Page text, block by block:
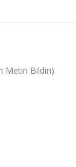
Metin Bildiri)